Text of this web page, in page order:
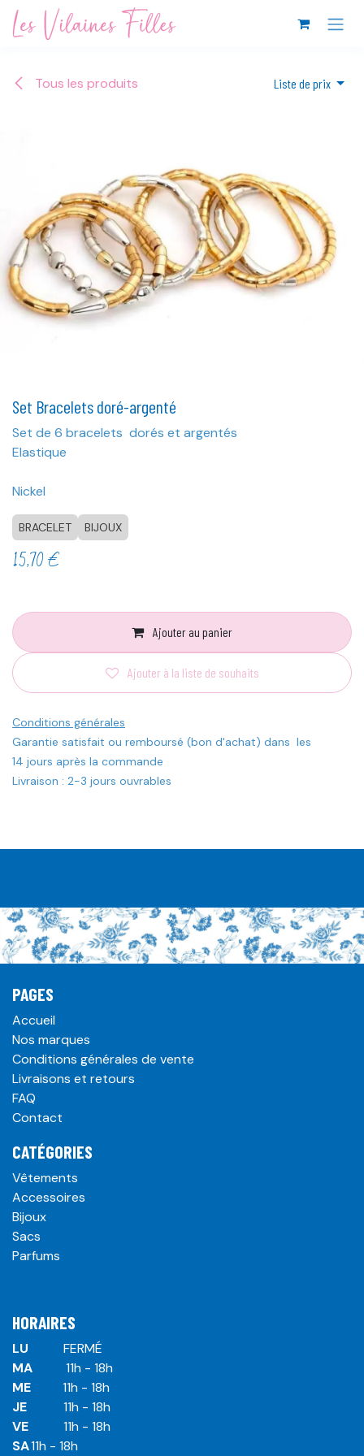
Se rendre au contenu
Tous les produits Liste de prix
Set Bracelets doré-argenté
Set de 6 bracelets dorés et argentés
Elastique
Nickel
BRACELET BIJOUX
15,70€
Ajouter au panier
Ajouter à la liste de souhaits
Conditions générales
Garantie satisfait ou remboursé (bon d'achat) dans les
14 jours après la commande
Livraison : 2-3 jours ouvrables
PAGES
Accueil
Nos marques
Conditions générales de vente
Livraisons et retours
FAQ
Contact
CATÉGORIES
Vêtements
Accessoires
Bijoux
Sacs
Parfums
HORAIRES
LU
​ ​FERMÉ
MA
​11h - 18h
ME
​11h - 18h
JE
​​11h - 18h
VE
​​​11h - 18h
SA​​​11h - 18h